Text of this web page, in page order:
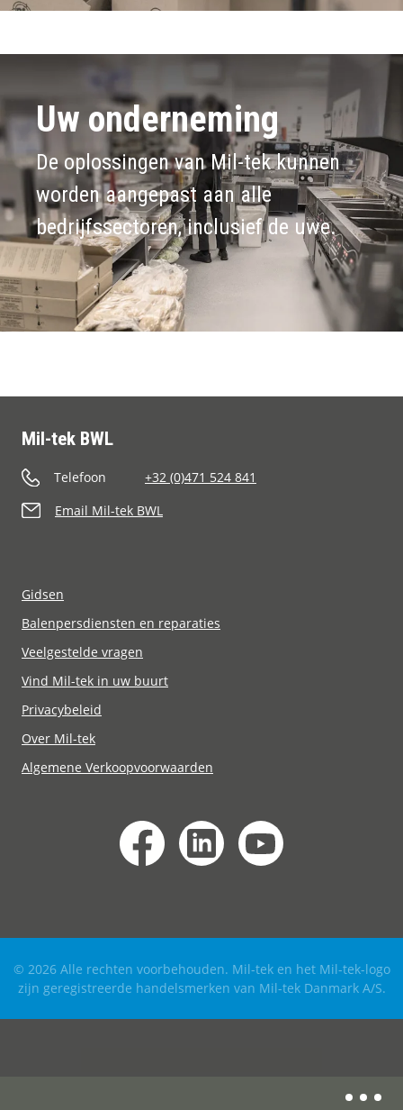
Uw onderneming
De oplossingen van Mil-tek kunnen
worden aangepast aan alle
bedrijfssectoren, inclusief de uwe.
Mil-tek BWL
Telefoon
+32 (0)471 524 841
Email Mil-tek BWL
Gidsen
Balenpersdiensten en reparaties
Veelgestelde vragen
Vind Mil-tek in uw buurt
Privacybeleid
Over Mil-tek
Algemene Verkoopvoorwaarden
© 2026 Alle rechten voorbehouden. Mil-tek en het Mil-tek-logo
zijn geregistreerde handelsmerken van Mil-tek Danmark A/S.